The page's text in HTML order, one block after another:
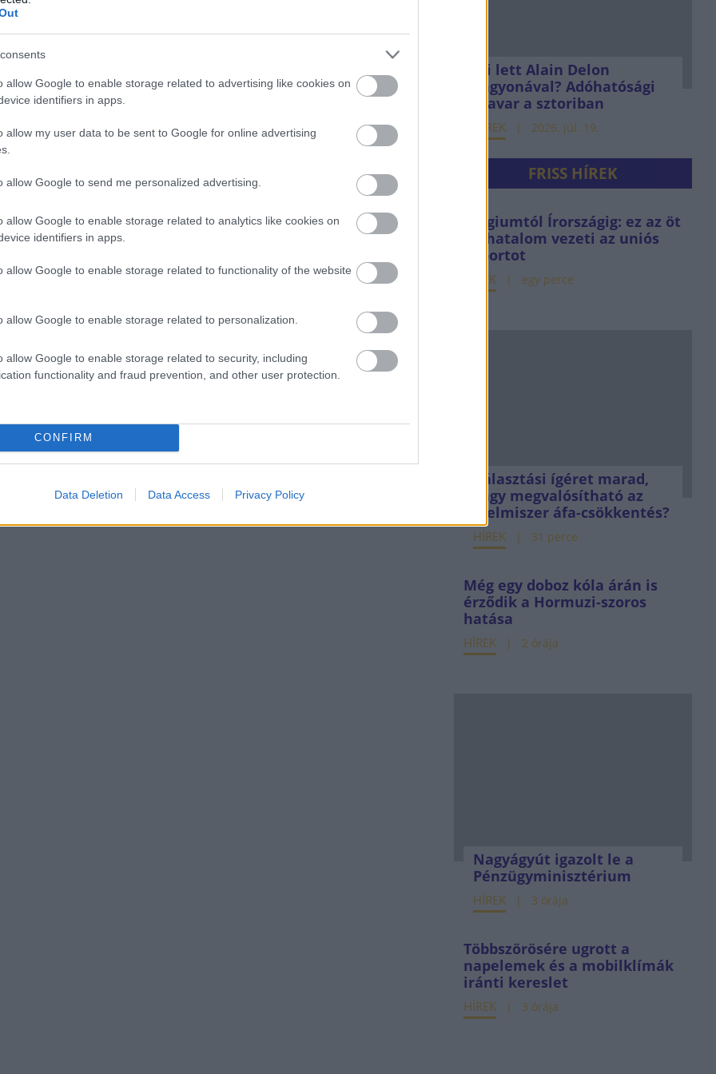
allow Google to enable storage related to advertising like cookies on
identifiers in apps.
allow my user data to be sent to Google for online advertising
allow Google to send me personalized advertising.
allow Google to enable storage related to analytics like cookies on
identifiers in apps.
allow Google to enable storage related to functionality of the website
allow Google to enable storage related to personalization.
allow Google to enable storage related to security, including
functionality and fraud prevention, and other user protection.
CONFIRM
Data Deletion Data Access Privacy Policy
2023. aug. 6.
áll
Új kikötő nyílt a
magyar tengeren
2022. júl. 1.
Kína már az
európai kikötőket
vásárolja fel
HÍREK 2019. márc. 7.
Mi lett Alain Delon
vagyonával? Adóhatósági
csavar a sztoriban
HÍREK 2026. júl. 19.
FRISS HÍREK
Belgiumtól Írországig: ez az öt
sörhatalom vezeti az uniós
exportot
HÍREK egy perce
Választási ígéret marad,
vagy megvalósítható az
élelmiszer áfa-csökkentés?
HÍREK 31 perce
Még egy doboz kóla árán is
érződik a Hormuzi-szoros
hatása
HÍREK 2 órája
Nagyágyút igazolt le a
Pénzügyminisztérium
HÍREK 3 órája
Többszörösére ugrott a
napelemek és a mobilklímák
iránti kereslet
HÍREK 3 órája